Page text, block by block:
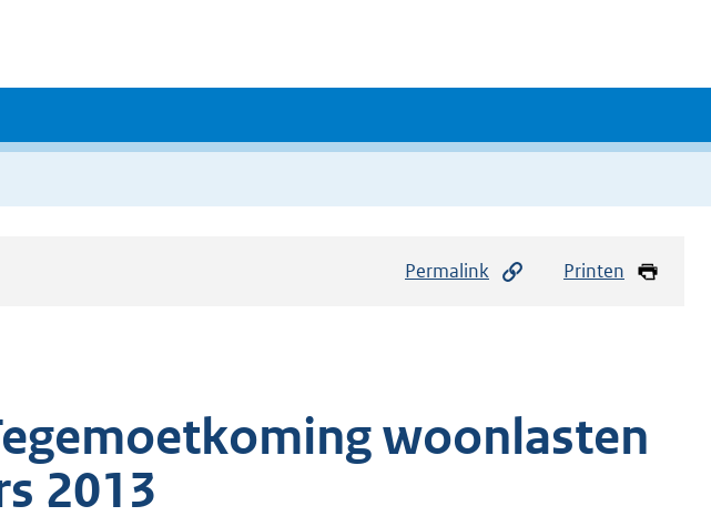
Permalink Printen
woonlasten
2013